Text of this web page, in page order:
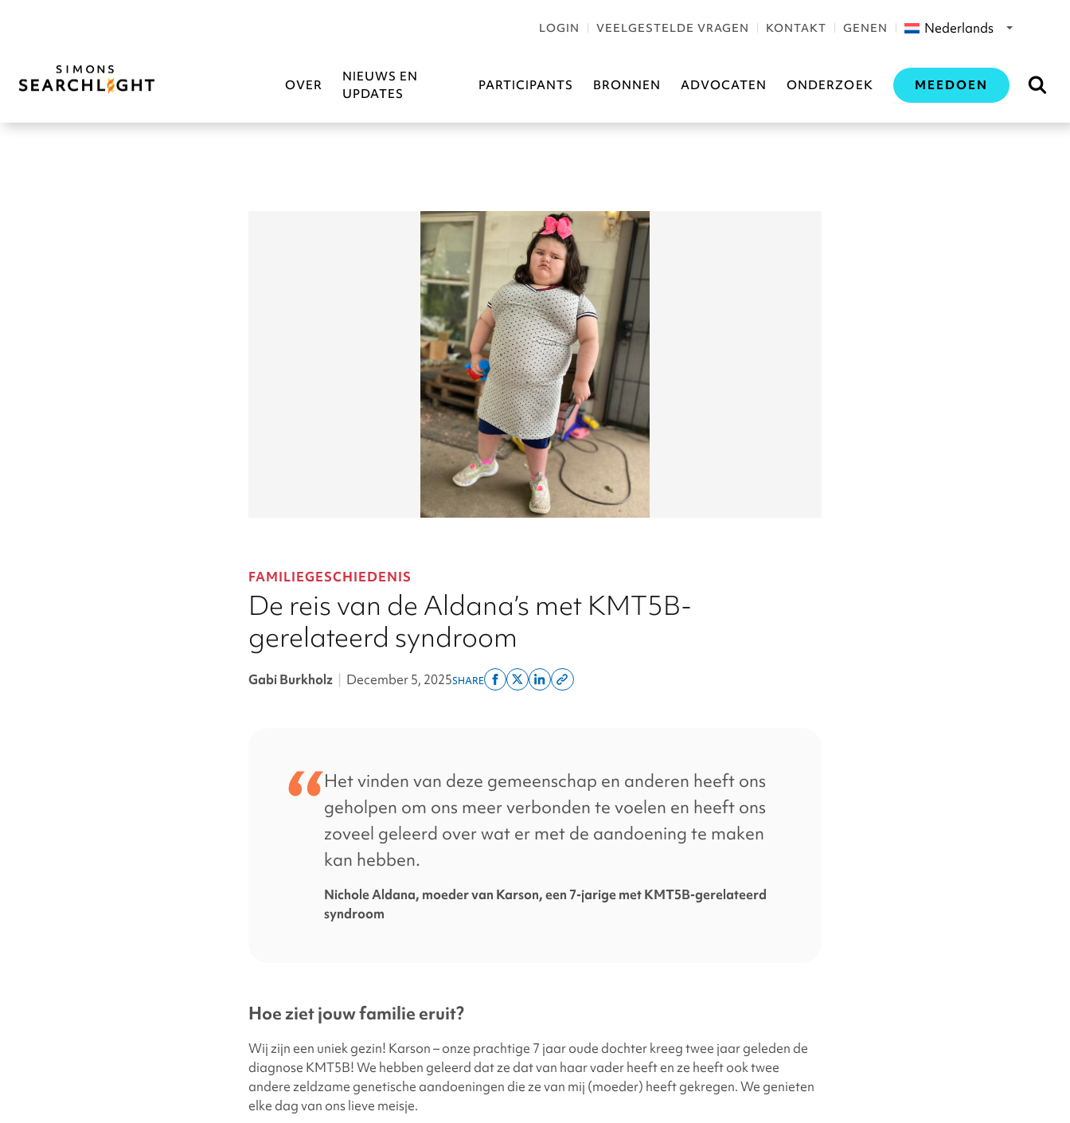
LOGIN VEELGESTELDE VRAGEN KONTAKT GENEN Nederlands
OVER
NIEUWS EN
UPDATES
PARTICIPANTS BRONNEN ADVOCATEN ONDERZOEK MEEDOEN
FAMILIEGESCHIEDENIS
De reis van de Aldana’s met KMT5B-
gerelateerd syndroom
Gabi Burkholz December 5, 2025SHARE
ShareShareShareCopy
Het vinden van deze gemeenschap en anderen heeft ons
geholpen om ons meer verbonden te voelen en heeft ons
zoveel geleerd over wat er met de aandoening te maken
kan hebben.
Nichole Aldana, moeder van Karson, een 7-jarige met KMT5B-gerelateerd
syndroom
Hoe ziet jouw familie eruit?
Wij zijn een uniek gezin! Karson – onze prachtige 7 jaar oude dochter kreeg twee jaar geleden de
diagnose KMT5B! We hebben geleerd dat ze dat van haar vader heeft en ze heeft ook twee
andere zeldzame genetische aandoeningen die ze van mij (moeder) heeft gekregen. We genieten
elke dag van ons lieve meisje.